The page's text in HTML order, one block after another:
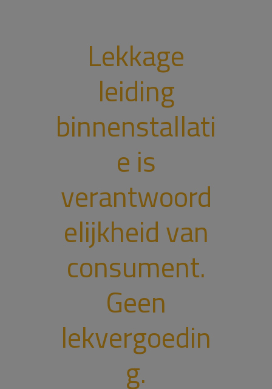
Lekkage
leiding
binnenstallati
e is
verantwoord
elijkheid van
consument.
Geen
lekvergoedin
g.